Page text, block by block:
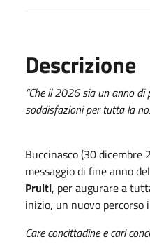
Descrizione
“Che il 2026 sia un anno di
soddisfazioni per tutta la
Buccinasco (30 dicembre
messaggio di fine anno
Pruiti, per augurare a
inizio, un nuovo percorso
Care concittadine e cari